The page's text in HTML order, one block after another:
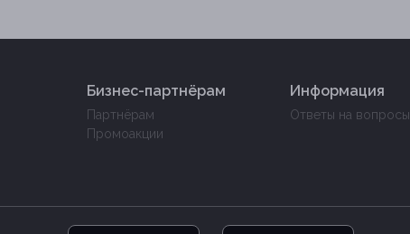
Бизнес-партнёрам
Партнёрам
Промоакции
Информация
Ответы на вопросы